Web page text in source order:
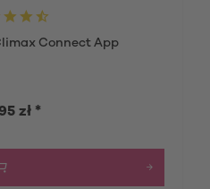
Connect App
zł *